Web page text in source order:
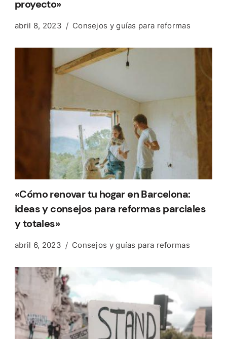
proyecto»
abril 8, 2023 Consejos y guías para reformas
«Cómo renovar tu hogar en Barcelona:
ideas y consejos para reformas parciales
y totales»
abril 6, 2023 Consejos y guías para reformas